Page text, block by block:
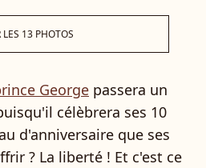
LES 13 PHOTOS
George passera un
célèbrera ses 10
d'anniversaire que ses
? La liberté ! Et c'est ce